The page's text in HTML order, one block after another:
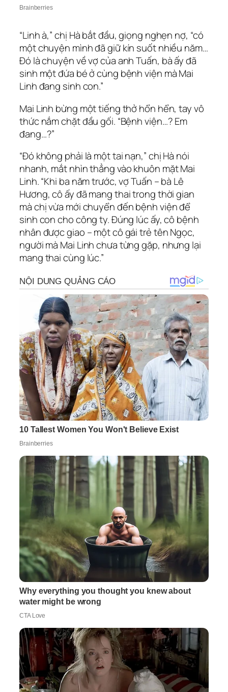
“Linh à,” chị Hà bắt đầu, giọng nghẹn nợ, “có
một chuyện mình đã giữ kín suốt nhiều năm…
Đó là chuyện về vợ của anh Tuấn, bà ấy đã
sinh một đứa bé ở cùng bệnh viện mà Mai
Linh đang sinh con.”
Mai Linh bừng một tiếng thở hổn hển, tay vô
thức nắm chặt đầu gối. “Bệnh viện…? Em
đang…?”
“Đó không phải là một tai nạn,” chị Hà nói
nhanh, mắt nhìn thẳng vào khuôn mặt Mai
Linh. “Khi ba năm trước, vợ Tuấn – bà Lê
Hương, cô ấy đã mang thai trong thời gian
mà chị vừa mới chuyển đến bệnh viện để
sinh con cho công ty. Đúng lúc ấy, cô bệnh
nhân được giao – một cô gái trẻ tên Ngọc,
người mà Mai Linh chưa từng gặp, nhưng lại
mang thai cùng lúc.”